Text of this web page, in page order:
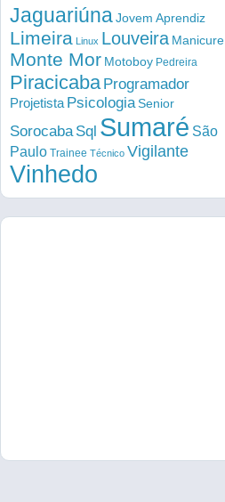
Jaguariúna Jovem Aprendiz
Limeira Linux Louveira Manicure
Monte Mor Motoboy Pedreira
Piracicaba Programador
Projetista PsicologiaSenior
Sorocaba Sql Sumaré São
Paulo Trainee Técnico Vigilante
Vinhedo